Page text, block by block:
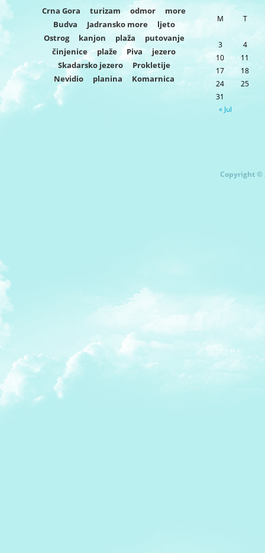
Crna Gora turizam odmor
more
Budva
Jadransko more
ljeto
Ostrog
kanjon plaža
putovanje
činjenice
plaže Piva
jezero
Skadarsko jezero
Prokletije
Nevidio
planina Komarnica
M T
3
4
10
11
17
18
24
25
31
« Jul
Copyright ©